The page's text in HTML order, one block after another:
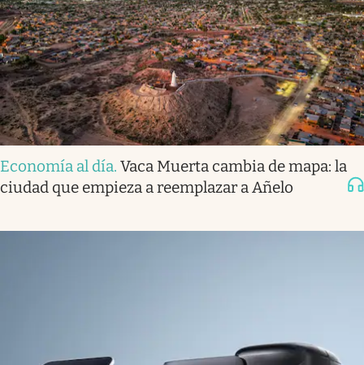
Economía al día. Vaca Muerta cambia de mapa: la
ciudad que empieza a reemplazar a Añelo